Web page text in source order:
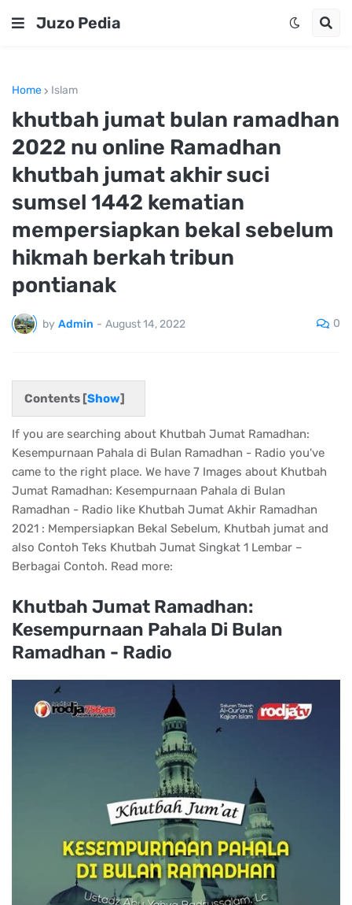
Juzo Pedia
Home Islam
khutbah jumat bulan ramadhan
2022 nu online Ramadhan
khutbah jumat akhir suci
sumsel 1442 kematian
mempersiapkan bekal sebelum
hikmah berkah tribun
pontianak
by Admin - August 14, 2022 0
Contents [Show]
If you are searching about Khutbah Jumat Ramadhan:
Kesempurnaan Pahala di Bulan Ramadhan - Radio you've
came to the right place. We have 7 Images about Khutbah
Jumat Ramadhan: Kesempurnaan Pahala di Bulan
Ramadhan - Radio like Khutbah Jumat Akhir Ramadhan
2021 : Mempersiapkan Bekal Sebelum, Khutbah jumat and
also Contoh Teks Khutbah Jumat Singkat 1 Lembar –
Berbagai Contoh. Read more:
Khutbah Jumat Ramadhan:
Kesempurnaan Pahala Di Bulan
Ramadhan - Radio